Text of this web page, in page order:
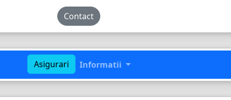
Contact
Asigurari Informatii